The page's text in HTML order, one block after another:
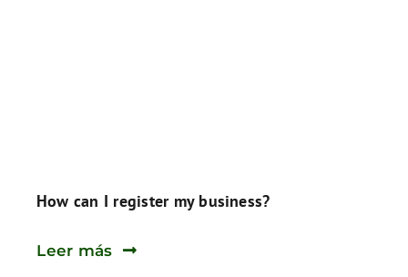
How can I register my business?
Leer más